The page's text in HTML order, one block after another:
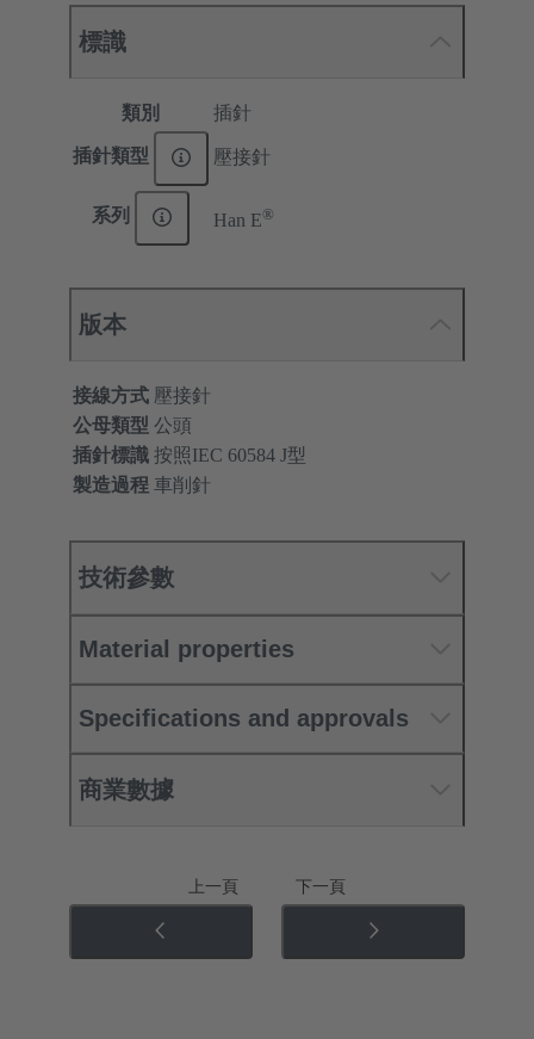
標識
類別 插針
插針類型 壓接針
系列 Han E®
版本
接線方式 壓接針
公母類型 公頭
插針標識 按照IEC 60584 J型
製造過程 車削針
技術參數
Material properties
Specifications and approvals
商業數據
上一頁 下一頁